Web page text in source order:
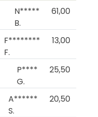
N*****
B.
61,00
F********
F.
13,00
P****
G.
25,50
A******
S.
20,50